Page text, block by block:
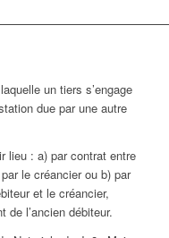
un tiers s’engage
due par une autre
lieu : a) par contrat entre
le créancier ou b) par
et le créancier,
de l’ancien débiteur.